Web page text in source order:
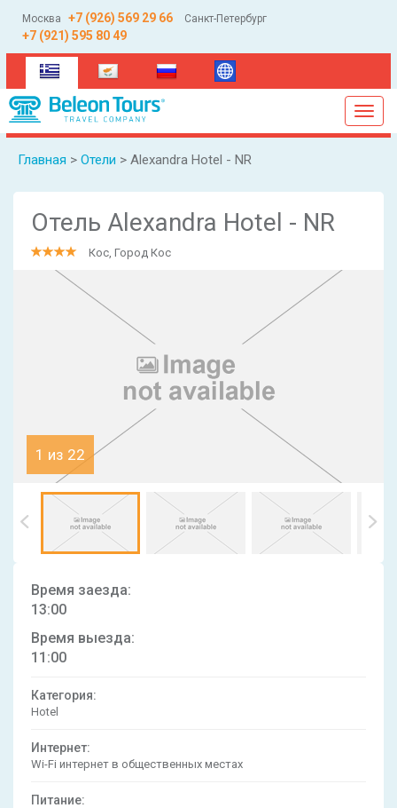
Москва +7 (926) 569 29 66 Санкт-Петербург
+7 (921) 595 80 49
(current)
Главная > Отели > Alexandra Hotel - NR
Отель Alexandra Hotel - NR
Кос, Город Кос
1 из 22
Время заезда:
13:00
Время выезда:
11:00
Категория:
Hotel
Интернет:
Wi-Fi интернет в общественных местах
Питание: